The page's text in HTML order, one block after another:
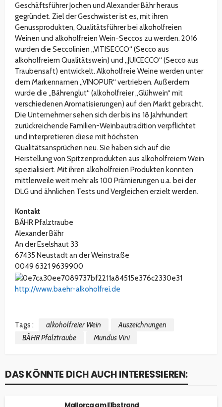
Geschäftsführer Jochen und Alexander Bähr heraus
gegründet. Ziel der Geschwister ist es, mit ihren
Genussprodukten, Qualitätsführer bei alkoholfreien
Weinen und alkoholfreien Wein-Seccos zu werden. 2016
wurden die Seccolinien „VITISECCO“ (Secco aus
alkoholfreiem Qualitätswein) und „JUICECCO“ (Secco aus
Traubensaft) entwickelt. Alkoholfreie Weine werden unter
dem Markennamen „VINOPUR“ vertrieben. Außerdem
wurde die „Bährenglut“ (alkoholfreier „Glühwein“ mit
verschiedenen Aromatisierungen) auf den Markt gebracht.
Die Unternehmer sehen sich der bis ins 18 Jahrhundert
zurückreichende Familien-Weinbautradition verpflichtet
und interpretieren diese mit höchsten
Qualitätsansprüchen neu. Sie haben sich auf die
Herstellung von Spitzenprodukten aus alkoholfreiem Wein
spezialisiert. Mit ihren alkoholfreien Produkten konnten
mittlerweile weit mehr als 100 Prämierungen u.a. bei der
DLG und ähnlichen Tests und Vergleichen erzielt werden.
Kontakt
BÄHR Pfalztraube
Alexander Bähr
An der Eselshaut 33
67435 Neustadt an der Weinstraße
0049 6321 9639900
http://www.baehr-alkoholfrei.de
Tags : alkoholfreier Wein
Auszeichnungen
BÄHR Pfalztraube
Mundus Vini
DAS KÖNNTE DICH AUCH INTERESSIEREN: